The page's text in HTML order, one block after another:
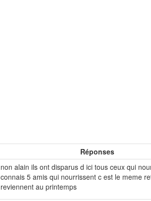
Réponses
non alain ils ont disparus d ici tous ceux qui
connais 5 amis qui nourrissent c est le meme
reviennent au printemps